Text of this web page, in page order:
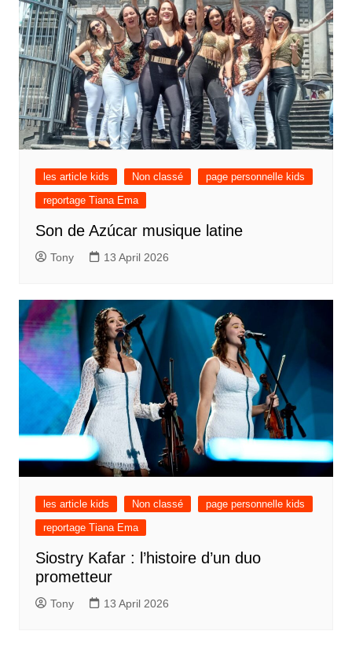
les article kids Non classé
page personnelle kids
reportage Tiana Ema
Son de Azúcar musique latine
Tony 13 April 2026
les article kids Non classé
page personnelle kids
reportage Tiana Ema
Siostry Kafar : l’histoire d’un duo
prometteur
Tony 13 April 2026